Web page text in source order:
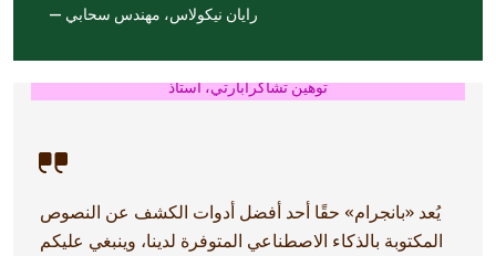
— رايان نيكولاس، مهندس سحابي
توهين تشاكرابارتي، أستاذ
يُعد «بانجرام» حقًا أحد أفضل أدوات الكشف عن النصوص
المكتوبة بالذكاء الاصطناعي المتوفرة لدينا، وينبغي عليكم